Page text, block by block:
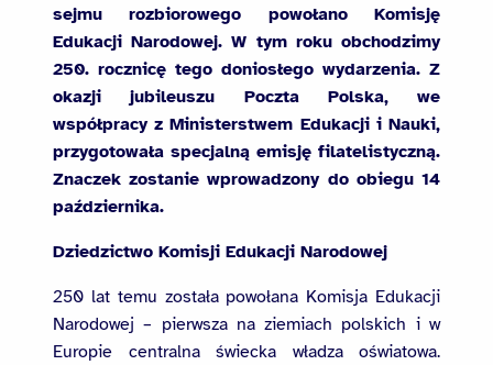
sejmu rozbiorowego powołano Komisję
Edukacji Narodowej. W tym roku obchodzimy
250. rocznicę tego doniosłego wydarzenia. Z
okazji jubileuszu Poczta Polska, we
współpracy z Ministerstwem Edukacji i Nauki,
przygotowała specjalną emisję filatelistyczną.
Znaczek zostanie wprowadzony do obiegu 14
października.
Dziedzictwo Komisji Edukacji Narodowej
250 lat temu została powołana Komisja Edukacji
Narodowej – pierwsza na ziemiach polskich i w
Europie centralna świecka władza oświatowa.